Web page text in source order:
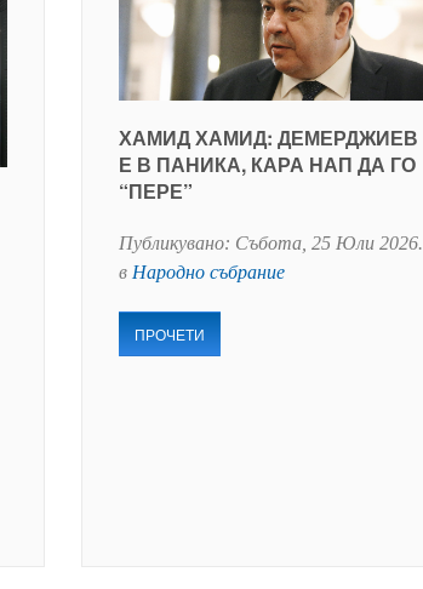
ХАМИД ХАМИД: ДЕМЕРДЖИЕВ
Е В ПАНИКА, КАРА НАП ДА ГО
“ПЕРЕ”
Публикувано: Събота, 25 Юли 2026.
в Народно събрание
ПРОЧЕТИ